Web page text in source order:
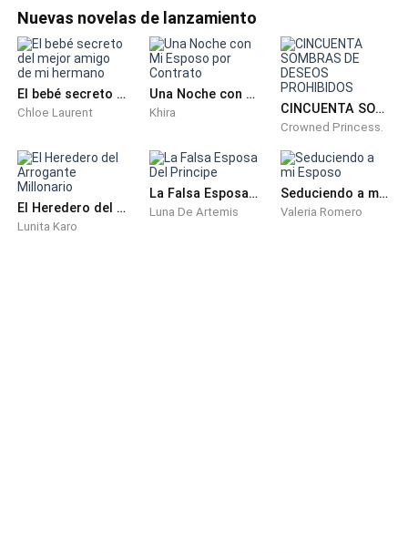
Nuevas novelas de lanzamiento
El bebé secreto del mejor amigo de mi hermano
Chloe Laurent
Una Noche con Mi Esposo por Contrato
Khira CINCUENTA SOMBRAS DE DESEOS PROHIBIDOS
Crowned Princess.
El Heredero del Arrogante Millonario
Lunita Karo
La Falsa Esposa Del Principe
Luna De Artemis
Seduciendo a mi Esposo
Valeria Romero